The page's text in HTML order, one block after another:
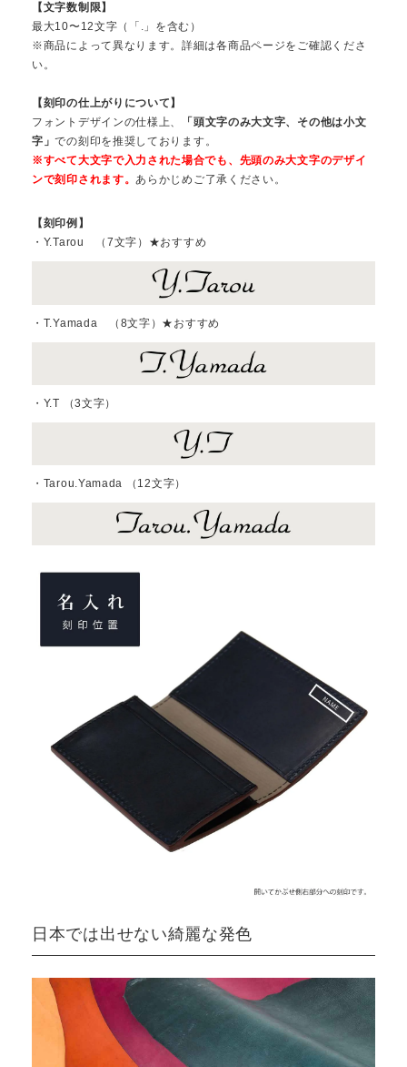
【文字数制限】
最大10〜12文字（「.」を含む）
※商品によって異なります。詳細は各商品ページをご確認くださ
い。
【刻印の仕上がりについて】
フォントデザインの仕様上、
「頭文字のみ大文字、その他は小文
字」での刻印を推奨しております。
※すべて大文字で入力された場合でも、先頭のみ大文字のデザイ
ンで刻印されます。あらかじめご了承ください。
【刻印例】
・Y.Tarou （7文字）★おすすめ
・T.Yamada （8文字）★おすすめ
・Y.T （3文字）
・Tarou.Yamada （12文字）
日本では出せない綺麗な発色